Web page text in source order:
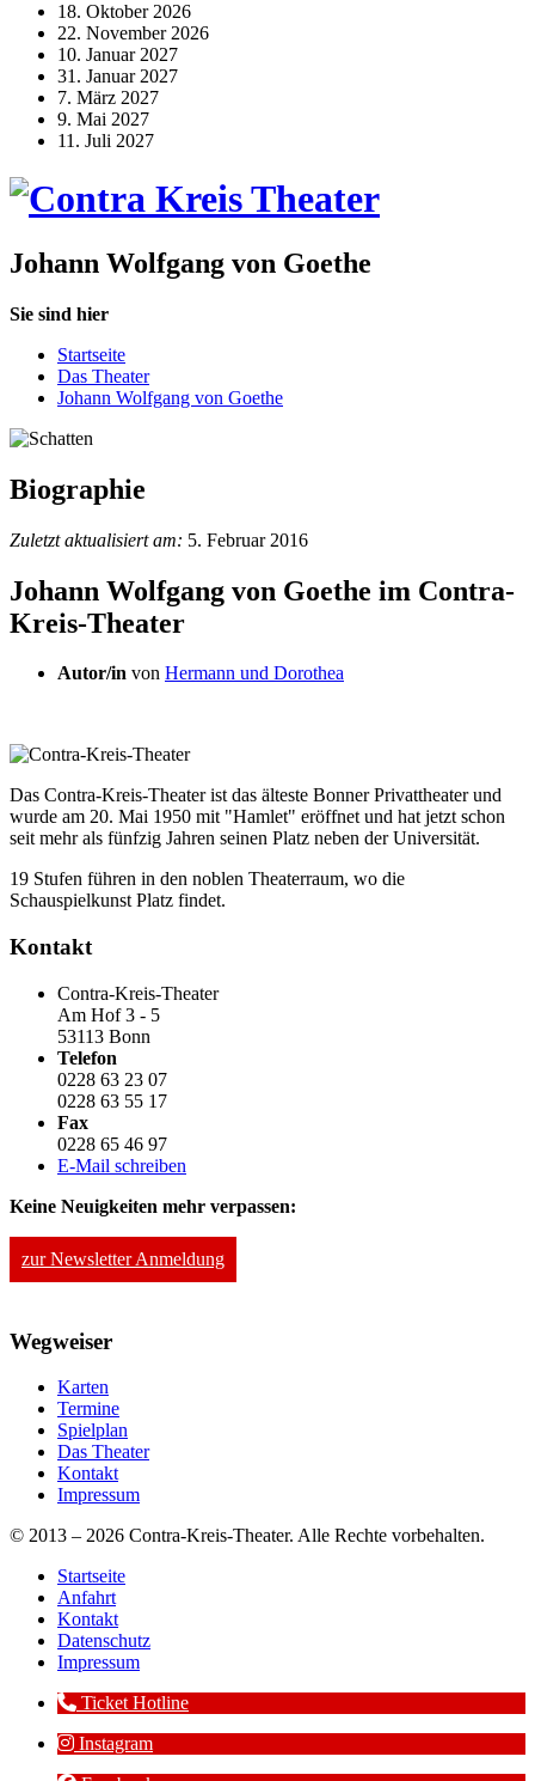
18. Oktober 2026
22. November 2026
10. Januar 2027
31. Januar 2027
7. März 2027
9. Mai 2027
11. Juli 2027
Johann Wolfgang von Goethe
Sie sind hier
Startseite
Das Theater
Johann Wolfgang von Goethe
Biographie
Zuletzt aktualisiert am: 5. Februar 2016
Johann Wolfgang von Goethe im Contra-
Kreis-Theater
Autor/in von Hermann und Dorothea
Das Contra-Kreis-Theater ist das älteste Bonner Privattheater und
wurde am 20. Mai 1950 mit "Hamlet" eröffnet und hat jetzt schon
seit mehr als fünfzig Jahren seinen Platz neben der Universität.
19 Stufen führen in den noblen Theaterraum, wo die
Schauspielkunst Platz findet.
Kontakt
Contra-Kreis-Theater
Am Hof 3 - 5
53113 Bonn
Telefon
0228 63 23 07
0228 63 55 17
Fax
0228 65 46 97
E-Mail schreiben
Keine Neuigkeiten mehr verpassen:
zur Newsletter Anmeldung
Wegweiser
Karten
Termine
Spielplan
Das Theater
Kontakt
Impressum
© 2013 – 2026 Contra-Kreis-Theater. Alle Rechte vorbehalten.
Startseite
Anfahrt
Kontakt
Datenschutz
Impressum
Ticket Hotline
Instagram